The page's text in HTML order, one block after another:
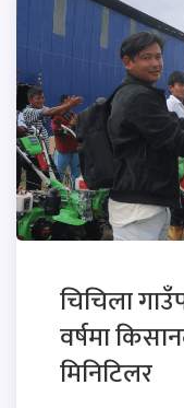
चिचिला
वर्षमा
मिनिटिलर